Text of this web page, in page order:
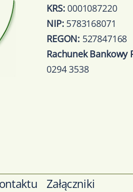
KRS:0001087220
NIP:5783168071
REGON:527847168
Rachunek Bankowy
0294 3538
Załączniki